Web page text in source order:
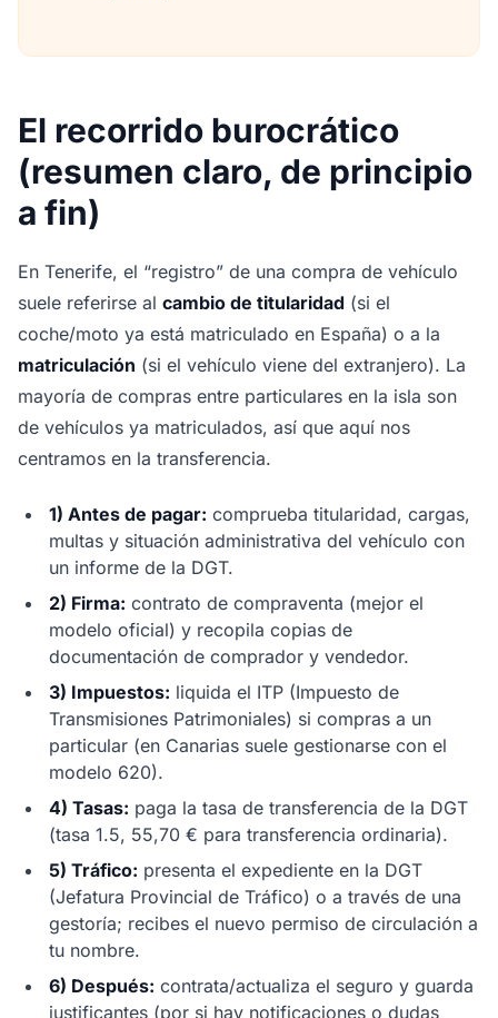
El recorrido burocrático
(resumen claro, de principio
a fin)
En Tenerife, el “registro” de una compra de vehículo
suele referirse al cambio de titularidad (si el
coche/moto ya está matriculado en España) o a la
matriculación (si el vehículo viene del extranjero). La
mayoría de compras entre particulares en la isla son
de vehículos ya matriculados, así que aquí nos
centramos en la transferencia.
1) Antes de pagar: comprueba titularidad, cargas,
multas y situación administrativa del vehículo con
un informe de la DGT.
2) Firma: contrato de compraventa (mejor el
modelo oficial) y recopila copias de
documentación de comprador y vendedor.
3) Impuestos: liquida el ITP (Impuesto de
Transmisiones Patrimoniales) si compras a un
particular (en Canarias suele gestionarse con el
modelo 620).
4) Tasas: paga la tasa de transferencia de la DGT
(tasa 1.5, 55,70 € para transferencia ordinaria).
5) Tráfico: presenta el expediente en la DGT
(Jefatura Provincial de Tráfico) o a través de una
gestoría; recibes el nuevo permiso de circulación a
tu nombre.
6) Después: contrata/actualiza el seguro y guarda
justificantes (por si hay notificaciones o dudas